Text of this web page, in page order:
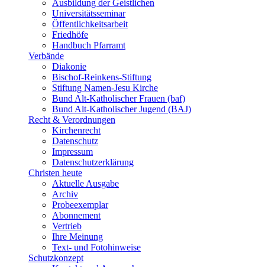
Ausbildung der Geistlichen
Universitätsseminar
Öffentlichkeitsarbeit
Friedhöfe
Handbuch Pfarramt
Verbände
Diakonie
Bischof-Reinkens-Stiftung
Stiftung Namen-Jesu Kirche
Bund Alt-Katholischer Frauen (baf)
Bund Alt-Katholischer Jugend (BAJ)
Recht & Verordnungen
Kirchenrecht
Datenschutz
Impressum
Datenschutzerklärung
Christen heute
Aktuelle Ausgabe
Archiv
Probeexemplar
Abonnement
Vertrieb
Ihre Meinung
Text- und Fotohinweise
Schutzkonzept